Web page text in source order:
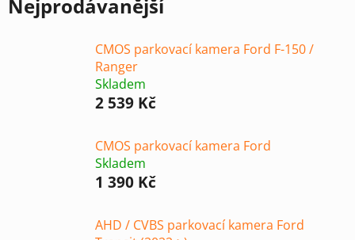
Nejprodávanější
CMOS parkovací kamera Ford F-150 /
Ranger
Skladem
2 539 Kč
CMOS parkovací kamera Ford
Skladem
1 390 Kč
AHD / CVBS parkovací kamera Ford